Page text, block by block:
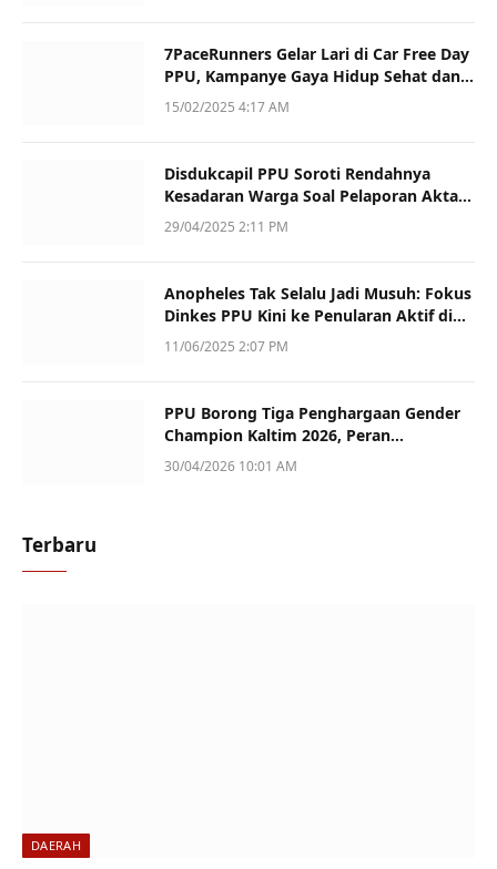
7PaceRunners Gelar Lari di Car Free Day
PPU, Kampanye Gaya Hidup Sehat dan
Dukung UMKM
15/02/2025 4:17 AM
Disdukcapil PPU Soroti Rendahnya
Kesadaran Warga Soal Pelaporan Akta
Kematian
29/04/2025 2:11 PM
Anopheles Tak Selalu Jadi Musuh: Fokus
Dinkes PPU Kini ke Penularan Aktif di
Sotek
11/06/2025 2:07 PM
PPU Borong Tiga Penghargaan Gender
Champion Kaltim 2026, Peran
Perempuan Jadi Sorotan
30/04/2026 10:01 AM
Terbaru
DAERAH